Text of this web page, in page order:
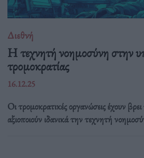
Διεθνή
Η τεχνητή νοημοσύνη στην
τρομοκρατίας
16.12.25
Οι τρομοκρατικές οργανώσεις έχουν
αξιοποιούν ιδανικά την τεχνητή